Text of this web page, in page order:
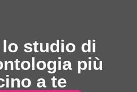
studio di
più
a te